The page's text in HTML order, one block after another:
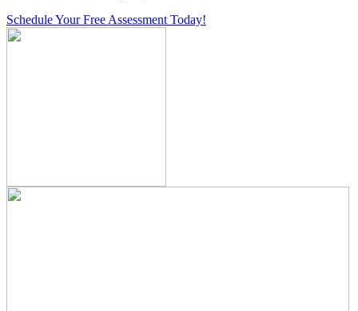
Schedule Your Free Assessment Today!